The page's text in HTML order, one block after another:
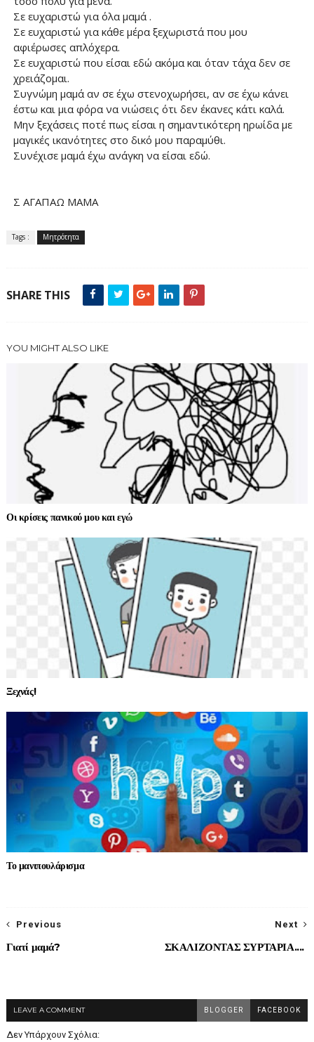
Σε ευχαριστώ για όλα μαμά .
Σε ευχαριστώ για κάθε μέρα ξεχωριστά που μου
αφιέρωσες απλόχερα.
Σε ευχαριστώ που είσαι εδώ ακόμα και όταν τάχα δεν σε
χρειάζομαι.
Συγνώμη μαμά αν σε έχω στενοχωρήσει, αν σε έχω κάνει
έστω και μια φόρα να νιώσεις ότι δεν έκανες κάτι καλά.
Μην ξεχάσεις ποτέ πως είσαι η σημαντικότερη ηρωίδα με
μαγικές ικανότητες στο δικό μου παραμύθι.
Συνέχισε μαμά έχω ανάγκη να είσαι εδώ.
Σ ΑΓΑΠΑΩ ΜΑΜΑ
Tags : Μητρότητα
SHARE THIS
YOU MIGHT ALSO LIKE
Οι κρίσεις πανικού μου και εγώ
Ξεχνάς!
Το μανιπουλάρισμα
Next
ΣΚΑΛΙΖΟΝΤΑΣ ΣΥΡΤΑΡΙΑ....
Previous
Γιατί μαμά?
LEAVE A COMMENT BLOGGER FACEBOOK
Δεν Υπάρχουν Σχόλια: